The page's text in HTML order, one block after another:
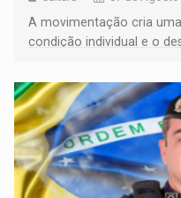
A movimentação cria
condição individual e o